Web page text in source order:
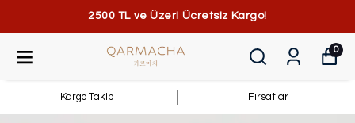
2500 TL ve Üzeri Ücretsiz Kargo!
0
Kargo Takip Fırsatlar